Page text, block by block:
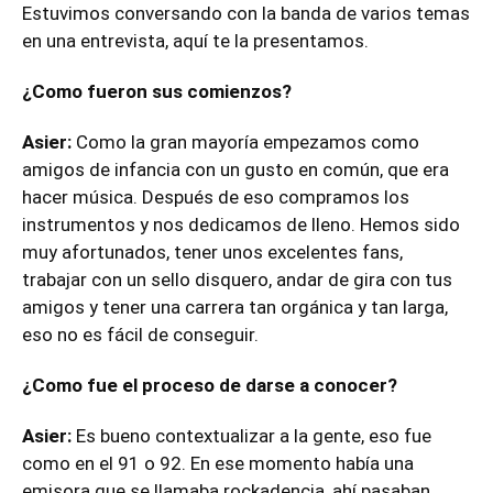
Estuvimos conversando con la banda de varios temas
en una entrevista, aquí te la presentamos.
¿Como fueron sus comienzos?
Asier: Como la gran mayoría empezamos como
amigos de infancia con un gusto en común, que era
hacer música. Después de eso compramos los
instrumentos y nos dedicamos de lleno. Hemos sido
muy afortunados, tener unos excelentes fans,
trabajar con un sello disquero, andar de gira con tus
amigos y tener una carrera tan orgánica y tan larga,
eso no es fácil de conseguir.
¿Como fue el proceso de darse a conocer?
Asier: Es bueno contextualizar a la gente, eso fue
como en el 91 o 92. En ese momento había una